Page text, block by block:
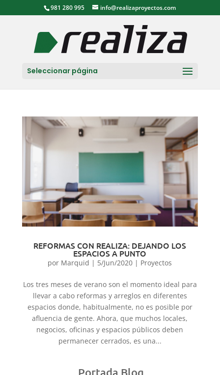
981 280 995 info@realizaproyectos.com
Seleccionar página
REFORMAS CON REALIZA: DEJANDO LOS
ESPACIOS A PUNTO
por Marquid | 5/Jun/2020 | Proyectos
Los tres meses de verano son el momento ideal para
llevar a cabo reformas y arreglos en diferentes
espacios donde, habitualmente, no es posible por
afluencia de gente. Ahora, que muchos locales,
negocios, oficinas y espacios públicos deben
permanecer cerrados, es una...
Portada Blog